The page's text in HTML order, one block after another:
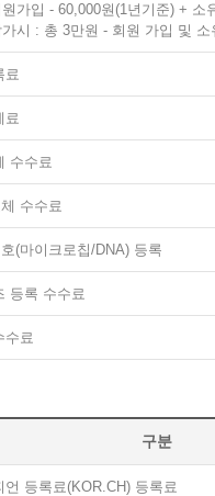
가입 - 60,000원(1년기준) + 소
시 : 총 3만원 - 회원 가입 및 소
료
료
수수료
수수료
(마이크로칩/DNA) 등록
등록 수수료
수료
구분
언 등록료(KOR.CH) 등록료